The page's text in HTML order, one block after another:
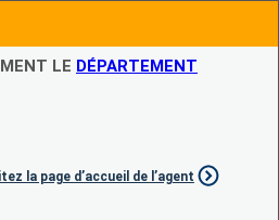
LE DÉPARTEMENT
la page d’accueil de l’agent